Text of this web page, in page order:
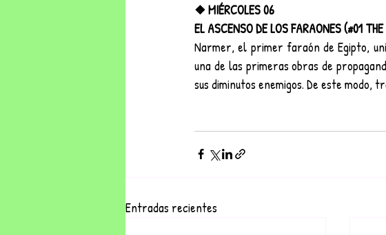
❖ MIÉRCOLES 06
EL ASCENSO DE LOS FARAONES (#01
Narmer, el primer faraón de Egipto,
una de las primeras obras de
sus diminutos enemigos. De este
Entradas recientes